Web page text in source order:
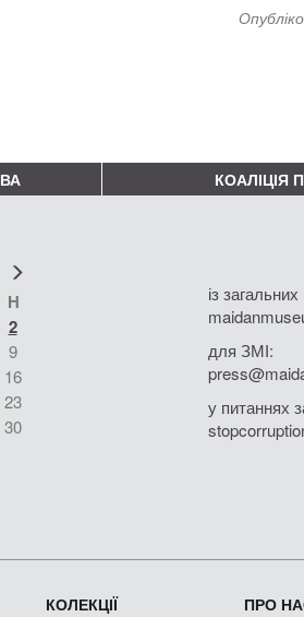
КОАЛІЦІЯ
Попер
Н
2
9
16
23
30
із
для ЗМІ:
у питаннях
КОЛЕКЦІЇ
ПРО